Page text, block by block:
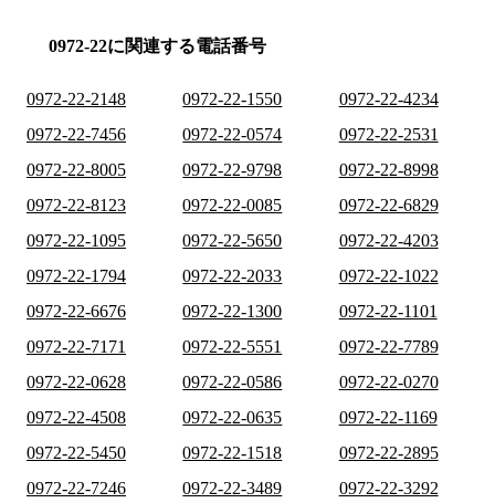
0972-22に関連する電話番号
0972-22-2148 0972-22-1550
0972-22-4234
0972-22-7456
0972-22-0574
0972-22-2531
0972-22-8005
0972-22-9798
0972-22-8998
0972-22-8123
0972-22-0085
0972-22-6829
0972-22-1095
0972-22-5650
0972-22-4203
0972-22-1794
0972-22-2033
0972-22-1022
0972-22-6676
0972-22-1300
0972-22-1101
0972-22-7171
0972-22-5551
0972-22-7789
0972-22-0628
0972-22-0586
0972-22-0270
0972-22-4508
0972-22-0635
0972-22-1169
0972-22-5450
0972-22-1518
0972-22-2895
0972-22-7246
0972-22-3489
0972-22-3292